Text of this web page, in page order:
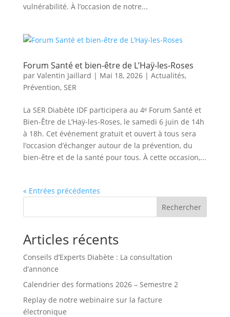
vulnérabilité. À l’occasion de notre...
Forum Santé et bien-être de L’Haÿ-les-Roses
par Valentin Jaillard | Mai 18, 2026| Actualités,
Prévention, SER
La SER Diabète IDF participera au 4ᵉ Forum Santé et
Bien-Être de L’Haÿ-les-Roses, le samedi 6 juin de 14h
à 18h. Cet événement gratuit et ouvert à tous sera
l’occasion d’échanger autour de la prévention, du
bien-être et de la santé pour tous. À cette occasion,...
« Entrées précédentes
Rechercher
Articles récents
Conseils d’Experts Diabète : La consultation
d’annonce
Calendrier des formations 2026 – Semestre 2
Replay de notre webinaire sur la facture
électronique